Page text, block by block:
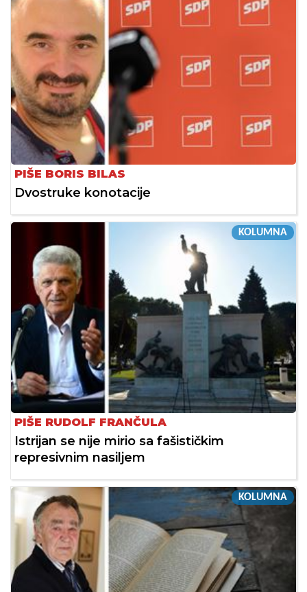
PIŠE BORIS BILAS
Dvostruke konotacije
KOLUMNA
PIŠE RUDOLF FRANČULA
Istrijan se nije mirio sa fašističkim
represivnim nasiljem
KOLUMNA